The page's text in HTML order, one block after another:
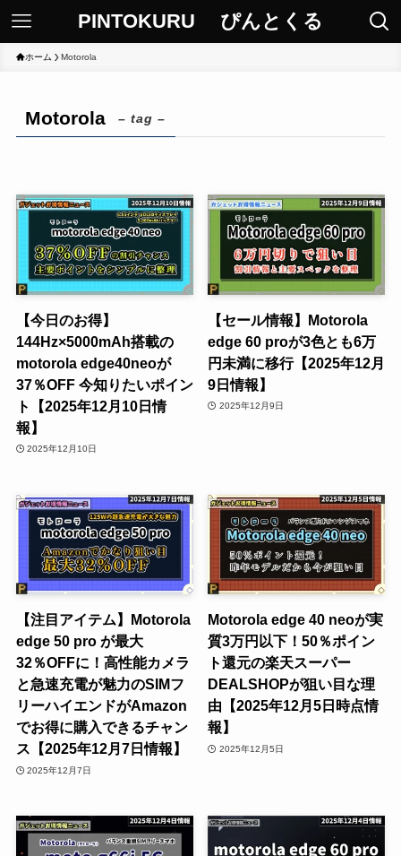
PINTOKURU ぴんとくる
ホーム Motorola
Motorola – tag –
【今日のお得】
144Hz×5000mAh搭載の
motorola edge40neoが
37％OFF 今知りたいポイン
ト【2025年12月10日情
報】
2025年12月10日
【セール情報】Motorola
edge 60 proが3色とも6万
円未満に移行【2025年12月
9日情報】
2025年12月9日
【注目アイテム】Motorola
edge 50 pro が最大
32％OFFに！高性能カメラ
と急速充電が魅力のSIMフ
リーハイエンドがAmazon
でお得に購入できるチャン
ス【2025年12月7日情報】
2025年12月7日
Motorola edge 40 neoが実
質3万円以下！50％ポイン
ト還元の楽天スーパー
DEALSHOPが狙い目な理
由【2025年12月5日時点情
報】
2025年12月5日